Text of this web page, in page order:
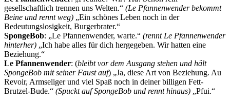
gesellschaftlich trennen uns Welten.“ (Le Pfannenwender bekommt
Beine und rennt weg) „Ein schönes Leben noch in der
Bedeutungslosigkeit, Burgerbrater.“
SpongeBob: „Le Pfannenwender, warte.“ (rennt Le Pfannenwender
hinterher) „Ich habe alles für dich hergegeben. Wir hatten eine
Beziehung.“
Le Pfannenwender: (bleibt vor dem Ausgang stehen und hält
SpongeBob mit seiner Faust auf) „Ja, diese Art von Beziehung. Au
Revoir, Armseliger und viel Spaß noch in deiner billigen Fett-
Brutzel-Bude.“ (Spuckt auf SpongeBob und rennt hinaus) „Pfui.“